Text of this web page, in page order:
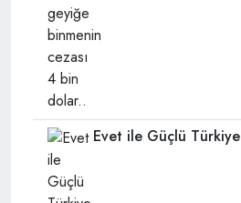
Evet ile Güçlü Türkiye